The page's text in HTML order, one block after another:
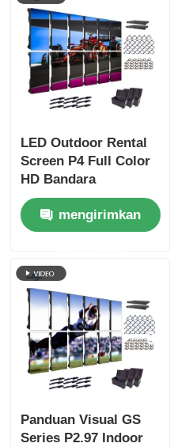
LED Outdoor Rental
Screen P4 Full Color
HD Bandara
Menggunakan Mobile
Stage Background
Display
mengirimkan
Panduan Visual GS
Series P2.97 Indoor